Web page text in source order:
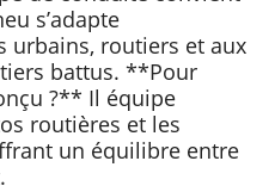
s’adapte
urbains, routiers et aux
battus. **Pour
?** Il équipe
routières et les
un équilibre entre